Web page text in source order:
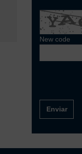
New code
Enviar